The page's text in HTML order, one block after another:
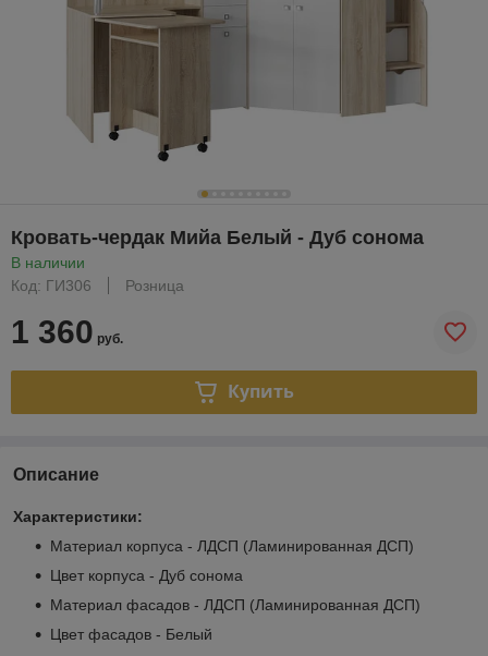
Кровать-чердак Мийа Белый - Дуб сонома
В наличии
Код: ГИ306
Розница
1 360 руб.
Купить
Описание
Характеристики:
Материал корпуса - ЛДСП (Ламинированная ДСП)
Цвет корпуса - Дуб сонома
Материал фасадов - ЛДСП (Ламинированная ДСП)
Цвет фасадов - Белый